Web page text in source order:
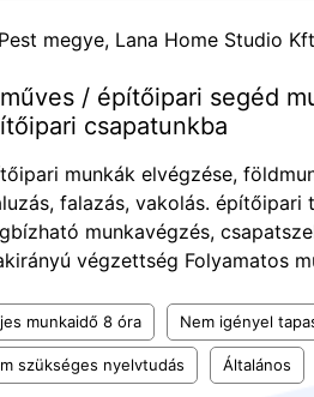
Pest megye, Lana Home Studio
/ építőipari segéd
csapatunkba
munkák elvégzése,
falazás, vakolás.
munkavégzés,
végzettség Folyamatos
munkaidő 8 óra Nem igényel
szükséges nyelvtudás Általános